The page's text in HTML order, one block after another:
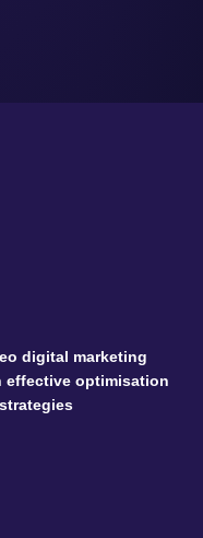
digital marketing
effective optimisation